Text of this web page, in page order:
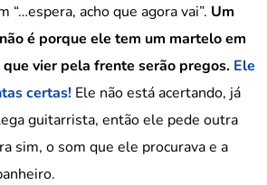
“…espera, acho que agora vai”. Um
é porque ele tem um martelo em
vier pela frente serão pregos. Ele
certas! Ele não está acertando, já
guitarrista, então ele pede outra
sim, o som que ele procurava e a